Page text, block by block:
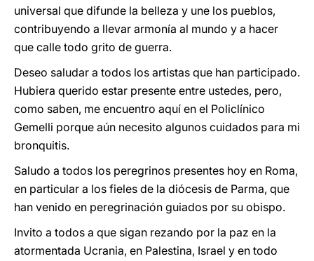
universal que difunde la belleza y une los pueblos,
contribuyendo a llevar armonía al mundo y a hacer
que calle todo grito de guerra.
Deseo saludar a todos los artistas que han participado.
Hubiera querido estar presente entre ustedes, pero,
como saben, me encuentro aquí en el Policlínico
Gemelli porque aún necesito algunos cuidados para mi
bronquitis.
Saludo a todos los peregrinos presentes hoy en Roma,
en particular a los fieles de la diócesis de Parma, que
han venido en peregrinación guiados por su obispo.
Invito a todos a que sigan rezando por la paz en la
atormentada Ucrania, en Palestina, Israel y en todo